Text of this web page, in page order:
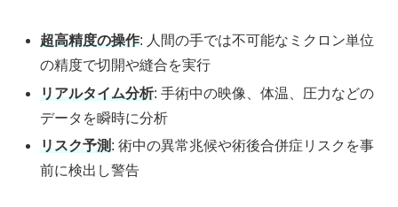
超高精度の操作: 人間の手では不可能なミクロン単位
の精度で切開や縫合を実行
リアルタイム分析: 手術中の映像、体温、圧力などの
データを瞬時に分析
リスク予測 : 術中の異常兆候や術後合併症リスクを事
前に検出し警告